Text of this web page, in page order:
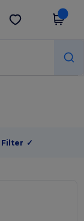
Download app
Filter ✓